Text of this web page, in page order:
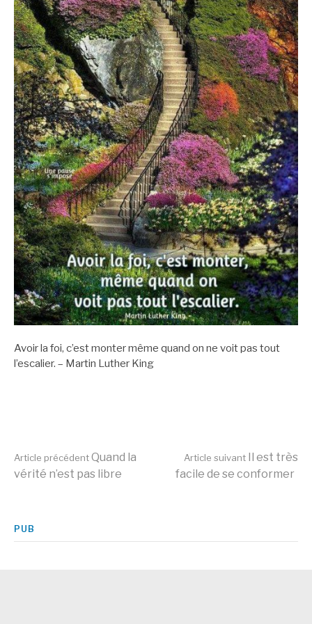
Avoir la foi, c’est monter même quand on ne voit pas tout
l’escalier. – Martin Luther King
Lire
la
Article précédentQuand la
vérité n’est pas libre
Article suivant Il est très
facile de se conformer
PUB